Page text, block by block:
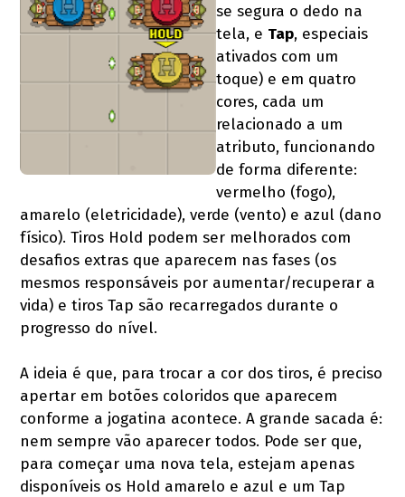
se segura o dedo na
tela, e Tap, especiais
ativados com um
toque) e em quatro
cores, cada um
relacionado a um
atributo, funcionando
de forma diferente:
vermelho (fogo),
amarelo (eletricidade), verde (vento) e azul (dano
físico). Tiros Hold podem ser melhorados com
desafios extras que aparecem nas fases (os
mesmos responsáveis por aumentar/recuperar a
vida) e tiros Tap são recarregados durante o
progresso do nível.
A ideia é que, para trocar a cor dos tiros, é preciso
apertar em botões coloridos que aparecem
conforme a jogatina acontece. A grande sacada é:
nem sempre vão aparecer todos. Pode ser que,
para começar uma nova tela, estejam apenas
disponíveis os Hold amarelo e azul e um Tap